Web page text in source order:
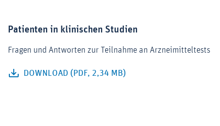
Patienten in klinischen Studien
Fragen und Antworten zur Teilnahme an Arzneimitteltests
DOWNLOAD (PDF, 2,34 MB)